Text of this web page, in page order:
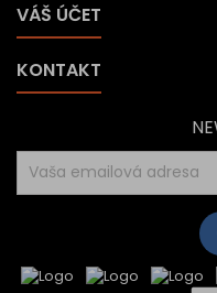
VÁŠ ÚČET
KONTAKT